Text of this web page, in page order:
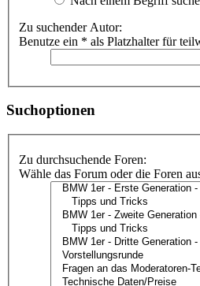
Zu suchender Autor:
Benutze ein * als Platzhalter für
Suchoptionen
Zu durchsuchende Foren:
Wähle das Forum oder die Foren